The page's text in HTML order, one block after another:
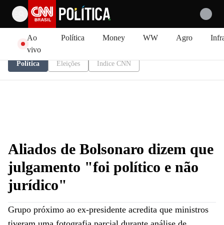
Ao
vivo
Política Money WW Agro
Política Eleições Índice CNN
Aliados de Bolsonaro dizem que
julgamento "foi político e não
jurídico"
Grupo próximo ao ex-presidente acredita que ministros